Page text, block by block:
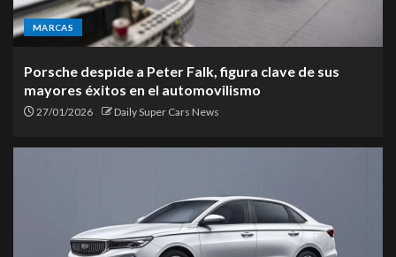
MARCAS
Porsche despide a Peter Falk, figura clave de sus
mayores éxitos en el automovilismo
27/01/2026 Daily Super Cars News